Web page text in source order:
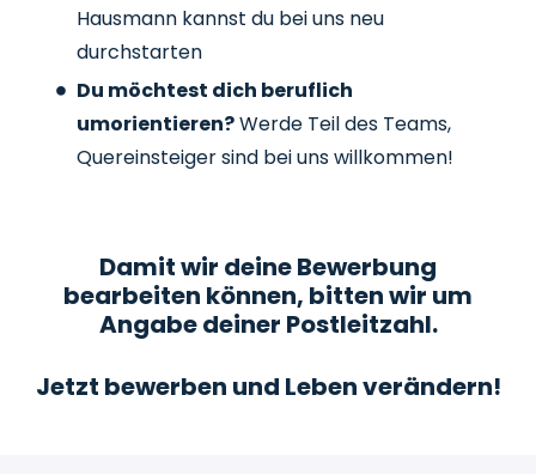
Hausmann kannst du bei uns neu
durchstarten
Du möchtest dich beruflich
umorientieren?Werde Teil des Teams,
Quereinsteiger sind bei uns willkommen!
Damit wir deine Bewerbung
bearbeiten können, bitten wir um
Angabe deiner Postleitzahl.
Jetzt bewerben und Leben verändern!